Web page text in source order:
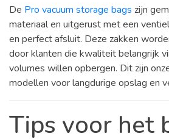
De Pro vacuum storage bags zijn
materiaal en uitgerust met een
en perfect afsluit. Deze zakken
door klanten die kwaliteit belangrijk
volumes willen opbergen. Dit zijn
modellen voor langdurige opslag en
Tips voor het